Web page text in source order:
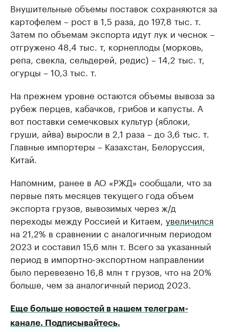
Внушительные объемы поставок сохраняются за
картофелем – рост в 1,5 раза, до 197,8 тыс. т.
Затем по объемам экспорта идут лук и чеснок –
отгружено 48,4 тыс. т, корнеплоды (морковь,
репа, свекла, сельдерей, редис) – 14,2 тыс. т,
огурцы – 10,3 тыс. т.
На прежнем уровне остаются объемы вывоза за
рубеж перцев, кабачков, грибов и капусты. А
вот поставки семечковых культур (яблоки,
груши, айва) выросли в 2,1 раза – до 3,6 тыс. т.
Главные импортеры – Казахстан, Белоруссия,
Китай.
Напомним, ранее в АО «РЖД» сообщали, что за
первые пять месяцев текущего года объем
экспорта грузов, вывозимых через ж/д
переходы между Россией и Китаем, увеличился
на 21,2% в сравнении с аналогичным периодом
2023 и составил 15,6 млн т. Всего за указанный
период в импортно-экспортном направлении
было перевезено 16,8 млн т грузов, что на 20%
больше, чем за аналогичный период 2023.
Еще больше новостей в нашем телеграм-
канале. Подписывайтесь.